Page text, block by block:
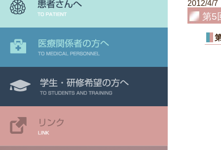
2012/4/7
第5